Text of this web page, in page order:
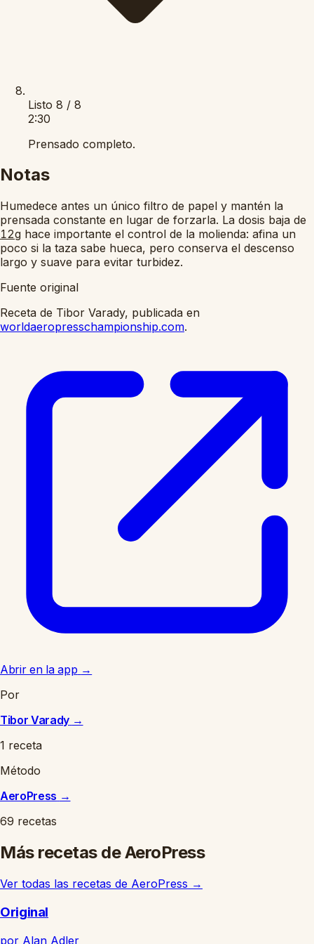
Listo 8 / 8
2:30
Prensado completo.
Notas
Humedece antes un único filtro de papel y mantén la
prensada constante en lugar de forzarla. La dosis baja de
12g hace importante el control de la molienda: afina un
poco si la taza sabe hueca, pero conserva el descenso
largo y suave para evitar turbidez.
Fuente original
Receta de Tibor Varady, publicada en
worldaeropresschampionship.com.
Abrir en la app →
Por
Tibor Varady →
1 receta
Método
AeroPress →
69 recetas
Más recetas de AeroPress
Ver todas las recetas de AeroPress →
Original
por Alan Adler